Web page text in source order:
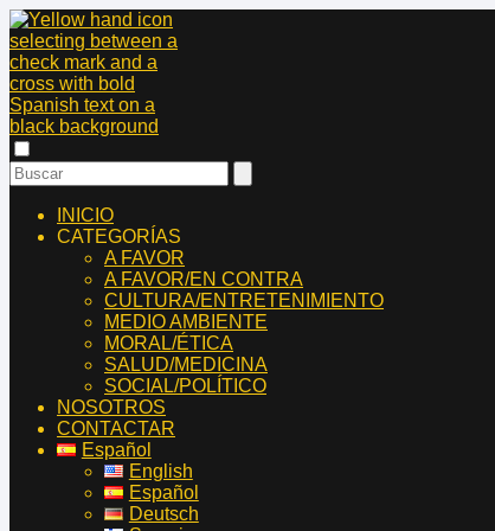
INICIO
CATEGORÍAS
A FAVOR
A FAVOR/EN CONTRA
CULTURA/ENTRETENIMIENTO
MEDIO AMBIENTE
MORAL/ÉTICA
SALUD/MEDICINA
SOCIAL/POLÍTICO
NOSOTROS
CONTACTAR
Español
English
Español
Deutsch